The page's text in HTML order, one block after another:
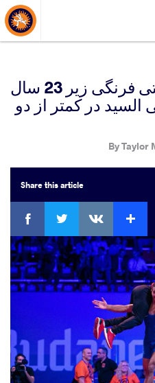
قهرمانی ایران در کشتی فرنگی زیر 23 سال
در کمتر از دو
Taylor
Sharethis article